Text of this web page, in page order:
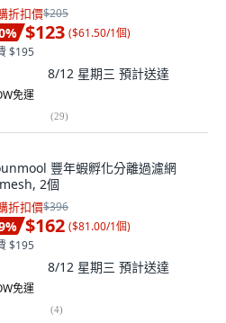
折扣價$205
% $123 ($61.50/1個)
$195
8/12 星期三 預計送達
免運
(29)
豐年蝦孵化分離過濾網
2個
折扣價$396
% $162 ($81.00/1個)
$195
8/12 星期三 預計送達
免運
(4)